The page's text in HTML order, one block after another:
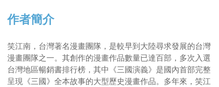
作者簡介
笑江南，台灣著名漫畫團隊，是較早到大陸尋求發展的台灣
漫畫團隊之一。其創作的漫畫作品數量已達百部，多次入選
台灣地區暢銷書排行榜，其中《三國演義》是國內首部完整
呈現《三國》全本故事的大型歷史漫畫作品。多年來，笑江